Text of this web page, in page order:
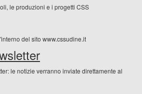
le produzioni e i progetti CSS
del sito www.cssudine.it
le notizie verranno inviate direttamente al